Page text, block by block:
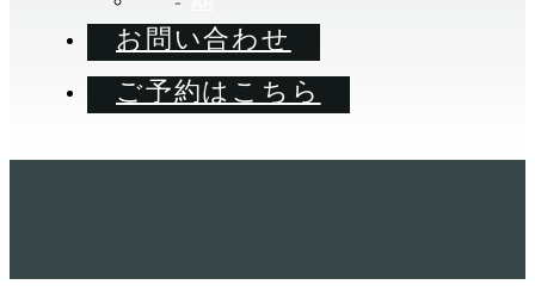
お問い合わせ
ご予約はこちら